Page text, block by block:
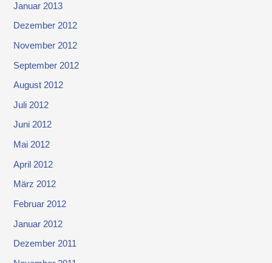
Januar 2013
Dezember 2012
November 2012
September 2012
August 2012
Juli 2012
Juni 2012
Mai 2012
April 2012
März 2012
Februar 2012
Januar 2012
Dezember 2011